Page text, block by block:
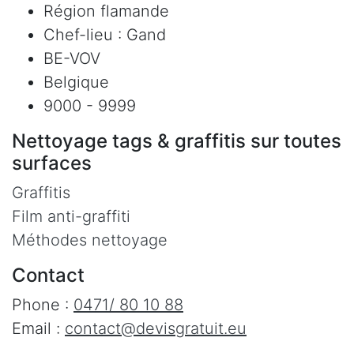
Région flamande
Chef-lieu : Gand
BE-VOV
Belgique
9000 - 9999
Nettoyage tags & graffitis sur toutes
surfaces
Graffitis
Film anti-graffiti
Méthodes nettoyage
Contact
Phone : 0471/ 80 10 88
Email : contact@devisgratuit.eu